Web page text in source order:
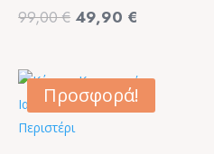
99,00€ Original
99,00 €.
49,90 €
49,90 €.
Προσφορά!